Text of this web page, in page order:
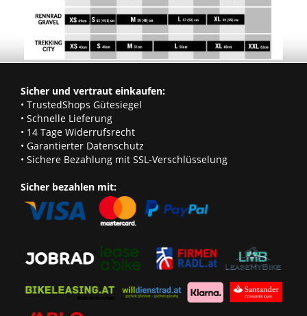
Sicher und vertraut einkaufen:
• TrustedShops Gütesiegel
• Schnelle Lieferung
• 14 Tage Widerrufsrecht
• Garantierter Datenschutz
• Sichere Bezahlung mit SSL-Verschlüsselung
Sicher bezahlen mit: